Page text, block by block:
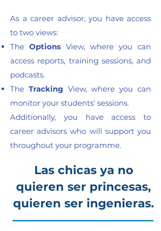
As a career advisor, you have access
to two views:
The Options View, where you can
access reports, training sessions, and
podcasts.
The Tracking View, where you can
monitor your students' sessions.
Additionally, you have access to
career advisors who will support you
throughout your programme.
Las chicas ya no
quieren ser princesas,
quieren ser ingenieras.